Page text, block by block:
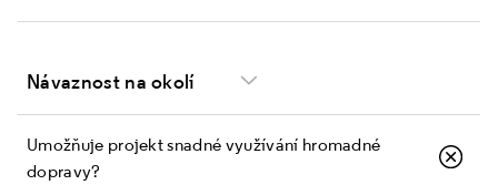
Návaznost na okolí
Umožňuje projekt snadné využívání hromadné
dopravy?